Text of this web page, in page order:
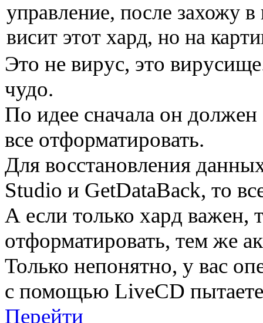
управление, после захожу
висит этот хард, но на
Это не вирус, это
чудо.
По идее сначала он
все отформатировать.
Для восстановления
Studio и GetDataBack, то
А если только хард важен,
отформатировать, тем же
Только непонятно, у вас
с помощью LiveCD
Перейти